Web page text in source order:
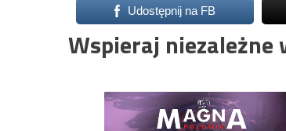
Udostępnij na FB
Wspieraj